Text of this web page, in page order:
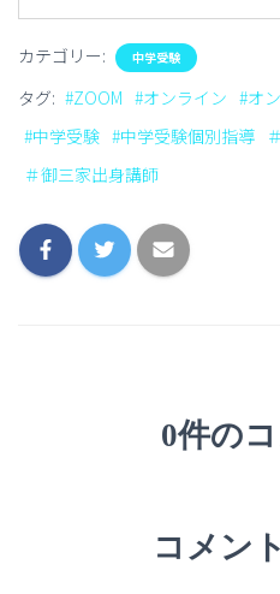
カテゴリー: 中学受験
タグ: #ZOOM #オンライン #オ
#中学受験 #中学受験個別指導
＃御三家出身講師
0件の
コメン